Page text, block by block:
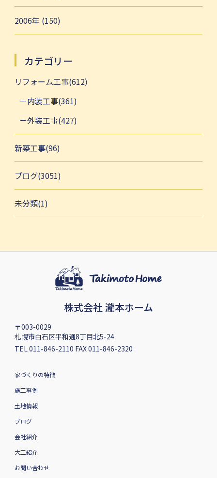
2006年 (150)
カテゴリー
リフォーム工事(612)
内装工事(361)
外装工事(427)
新築工事(96)
ブログ(3051)
未分類(1)
株式会社 瀧本ホーム
〒003-0029
札幌市白石区平和通8丁目北5-24
TEL 011-846-2110 FAX 011-846-2320
家づくりの特徴
施工事例
土地情報
ブログ
会社紹介
大工紹介
お問い合わせ